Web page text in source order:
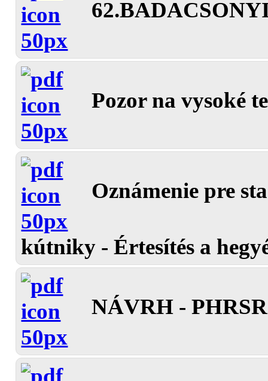
Pozor na vysoké
Oznámenie pre
kútniky - Értesítés a
NÁVRH -